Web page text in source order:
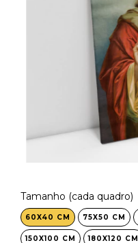
Tamanho (cada quadro)
60X40 CM 75X50 CM
150X100 CM 180X120 CM